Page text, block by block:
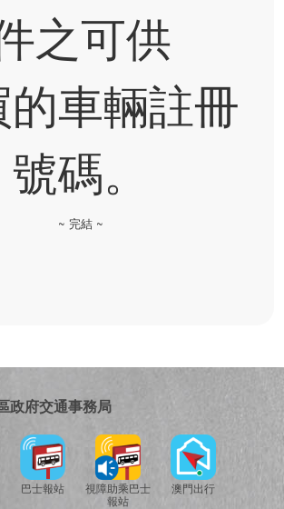
政府交通事務局
巴士報站
視障助乘巴士
報站
澳門出行